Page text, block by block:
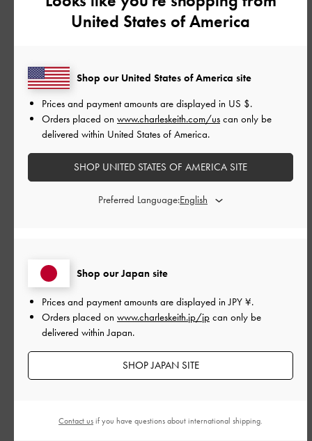
品質
もっと見る
フィルター
ご利用者様
歩きやすい、かわいい！
サイズ: 36/23cm | カラー: ブラック系
デザイン
とてもよかった
とてもよかった
United States of America
Shop our Japan site
Prices and payment amounts are displayed inJPY ¥.
Orders placed on www.charleskeith.jp/jp can only be
delivered within Japan.
SHOP JAPAN SITE
Shop our United States of America site
Prices and payment amounts are displayed in US $.
Orders placed on www.charleskeith.com/us can only be
delivered within United States of America.
SHOP UNITED STATES OF AMERICA SITE
Preferred Language:
Contact usif you have questions about international shipping.